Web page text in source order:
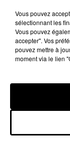
30 avril 2024 -
ON SE FAIT
30/04/2024
à 14h06
Vous pouvez
sélectionnant les
Vous pouvez
accepter". Vos
pouvez mettre à
moment via le lien